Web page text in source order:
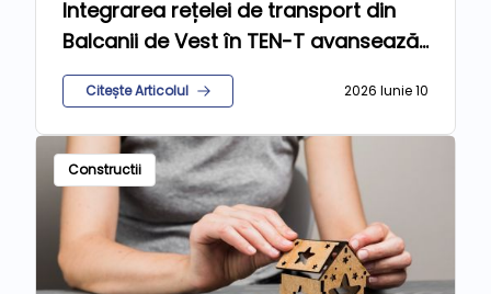
Integrarea rețelei de transport din
Balcanii de Vest în TEN-T avansează
prea lent
Citește Articolul 2026 Iunie 10
Constructii